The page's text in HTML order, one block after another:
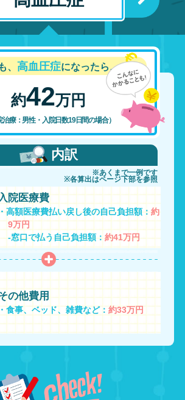
高血圧症
42万円
男性・入院日数19日間の場合）
内訳
※あくまで一例です
※各算出はページ下部を参照
医療費
医療費払い戻し後の自己負担額：約
円
口で払う自己負担額：約41万円
費用
、ベッド、雑費など：約33万円
増加、国内では1000万
上が治療を受けています。
、または最低90㎜Hg以上だと